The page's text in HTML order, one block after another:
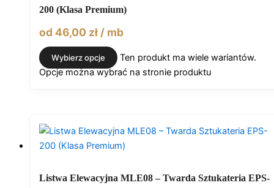
200 (Klasa Premium)
od 46,00 zł / mb
Wybierz opcje
Ten produkt ma wiele wariantów.
Opcje można wybrać na stronie produktu
Listwa Elewacyjna MLE08 – Twarda Sztukateria EPS-